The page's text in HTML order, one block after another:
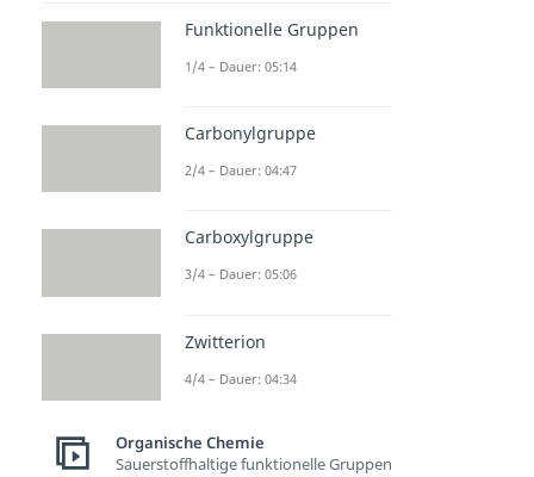
Funktionelle Gruppen
1/4 – Dauer: 05:14
Carbonylgruppe
2/4 – Dauer: 04:47
Carboxylgruppe
3/4 – Dauer: 05:06
Zwitterion
4/4 – Dauer: 04:34
Organische Chemie
Sauerstoffhaltige funktionelle Gruppen